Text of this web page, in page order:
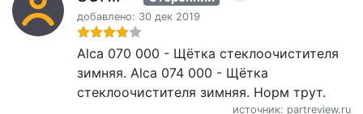
добавлено: 30 дек 2019
Alca 070 000 - Щётка стеклоочистителя
зимняя. Alca 074 000 - Щётка
стеклоочистителя зимняя. Норм трут.
источник: partreview.ru